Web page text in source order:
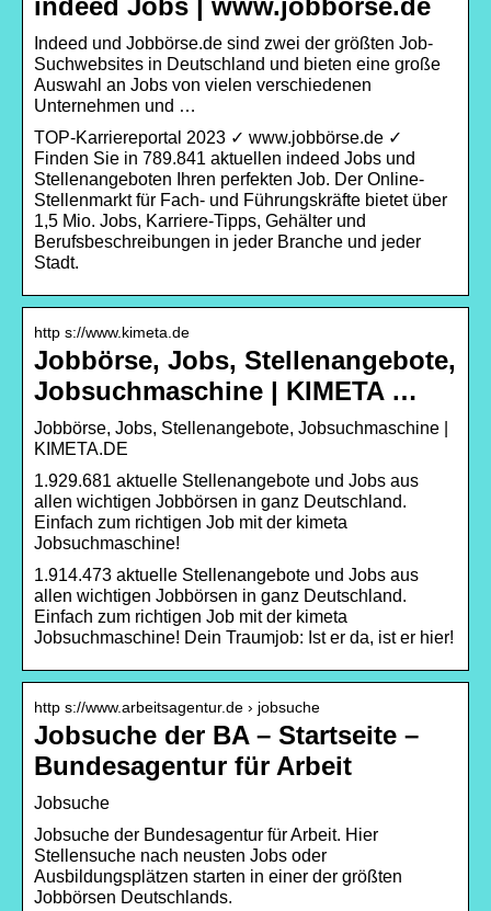
Indeed und Jobbörse.de sind zwei der größten Job-
Suchwebsites in Deutschland und bieten eine große
Auswahl an Jobs von vielen verschiedenen
Unternehmen und …
TOP-Karriereportal 2023 ✓ www.jobbörse.de ✓
Finden Sie in 789.841 aktuellen indeed Jobs und
Stellenangeboten Ihren perfekten Job. Der Online-
Stellenmarkt für Fach- und Führungskräfte bietet über
1,5 Mio. Jobs, Karriere-Tipps, Gehälter und
Berufsbeschreibungen in jeder Branche und jeder
Stadt.
http s://www.kimeta.de
Jobbörse, Jobs, Stellenangebote,
Jobsuchmaschine | KIMETA …
Jobbörse, Jobs, Stellenangebote, Jobsuchmaschine |
KIMETA.DE
1.929.681 aktuelle Stellenangebote und Jobs aus
allen wichtigen Jobbörsen in ganz Deutschland.
Einfach zum richtigen Job mit der kimeta
Jobsuchmaschine!
1.914.473 aktuelle Stellenangebote und Jobs aus
allen wichtigen Jobbörsen in ganz Deutschland.
Einfach zum richtigen Job mit der kimeta
Jobsuchmaschine! Dein Traumjob: Ist er da, ist er hier!
http s://www.arbeitsagentur.de › jobsuche
Jobsuche der BA – Startseite –
Bundesagentur für Arbeit
Jobsuche
Jobsuche der Bundesagentur für Arbeit. Hier
Stellensuche nach neusten Jobs oder
Ausbildungsplätzen starten in einer der größten
Jobbörsen Deutschlands.